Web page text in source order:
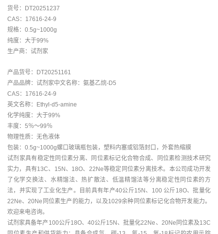
货号：DT20251237
CAS：17616-24-9
规格：0.5g~1000g
纯度：大于99%
生产商：试剂家
产品货号：DT20251161
产品品牌：试剂家中文名称：氨基乙烷-D5
CAS：17616-24-9
英文名称：Ethyl-d5-amine
化学纯度：大于99%
丰度：5％～99％
物理性质：无色液体
包装：0.5g~1000g螺口玻璃瓶包装，塑料内塞或铝箔封口，外套热缩膜
试剂家具有稳定性同位素分离、同位素标记化合物合成、同位素检测技术研究
实力，具有13C、15N、18O、22Ne等稳定同位素分离技术。本公司成功开发
了化学交换法、水精馏法、热扩散法、低温精馏法等分离稳定性同位素的方
法，并实现了工业化生产。目前具有年产40公斤15N、100 公斤18O、批量化
22Ne、20Ne同位素生产的能力，以及1029余种同位素标记化合物开发能力。
欢迎来电咨询。
试剂家具备年产100公斤18O、40公斤15N、批量化22Ne、20Ne同位素及13C